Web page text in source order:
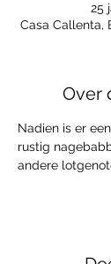
25
Casa Callenta,
Over
Nadien is er
rustig
andere